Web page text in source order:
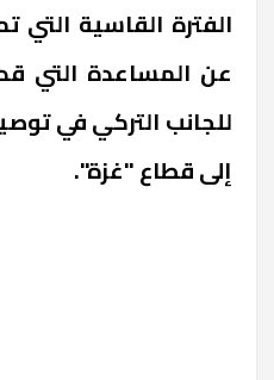
الفترة القاسية
عن المساعدة التي
للجانب التركي في
إلى قطاع "غزة".